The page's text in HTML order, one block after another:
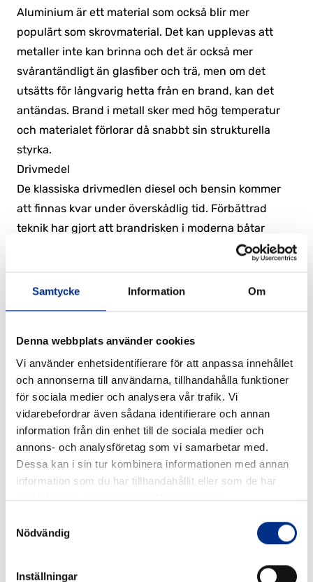
Samtycke Information Om
Denna webbplats använder cookies
Vi använder enhetsidentifierare för att anpassa innehållet
och annonserna till användarna, tillhandahålla funktioner
för sociala medier och analysera vår trafik. Vi
vidarebefordrar även sådana identifierare och annan
information från din enhet till de sociala medier och
annons- och analysföretag som vi samarbetar med.
Dessa kan i sin tur kombinera informationen med annan
information som du har tillhandahållit eller som de har
samlat in när du har använt deras tjänster.
Nödvändig
Inställningar
Aluminium är ett material som också blir mer
populärt som skrovmaterial. Det kan upplevas att
metaller inte kan brinna och det är också mer
svårantändligt än glasfiber och trä, men om det
utsätts för långvarig hetta från en brand, kan det
antändas. Brand i metall sker med hög temperatur
och materialet förlorar då snabbt sin strukturella
styrka.
Drivmedel
De klassiska drivmedlen diesel och bensin kommer
att finnas kvar under överskådlig tid. Förbättrad
teknik har gjort att brandrisken i moderna båtar
minskat. Samtidigt har båtarna ofta blivit mer
drivmedelsmängd ökat, så när olyckan väl är framme,
Eldrivna båtar blir snabbt mer populära. Det innebär
att det finns batterier, oftast litiumjonbatterier med
stor mängd lagrad energi. Det har hänt att dessa
batterier fattat eld och skapat ofta svårsläckta
bränder. Dessa batterier behöver laddas, så kraven
på elektriska ledare med höga effekter ut på
bryggorna kommer också att öka.
Gasol
Många båtar använder gasol till spisar. Gasol som
orsak till brand är idag ganska sällsynt, men det
påverkar insatsen för räddningstjänsten då en brand